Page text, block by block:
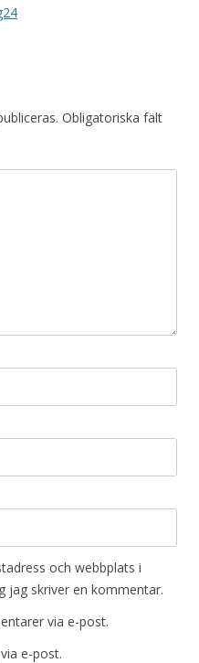
Obligatoriska fält
och webbplats i
jag skriver en kommentar.
via e-post.
e-post.